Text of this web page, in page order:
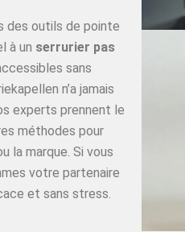
des outils de pointe
à un serrurier pas
sans
n’a jamais
experts prennent le
méthodes pour
la marque. Si vous
votre partenaire
et sans stress.